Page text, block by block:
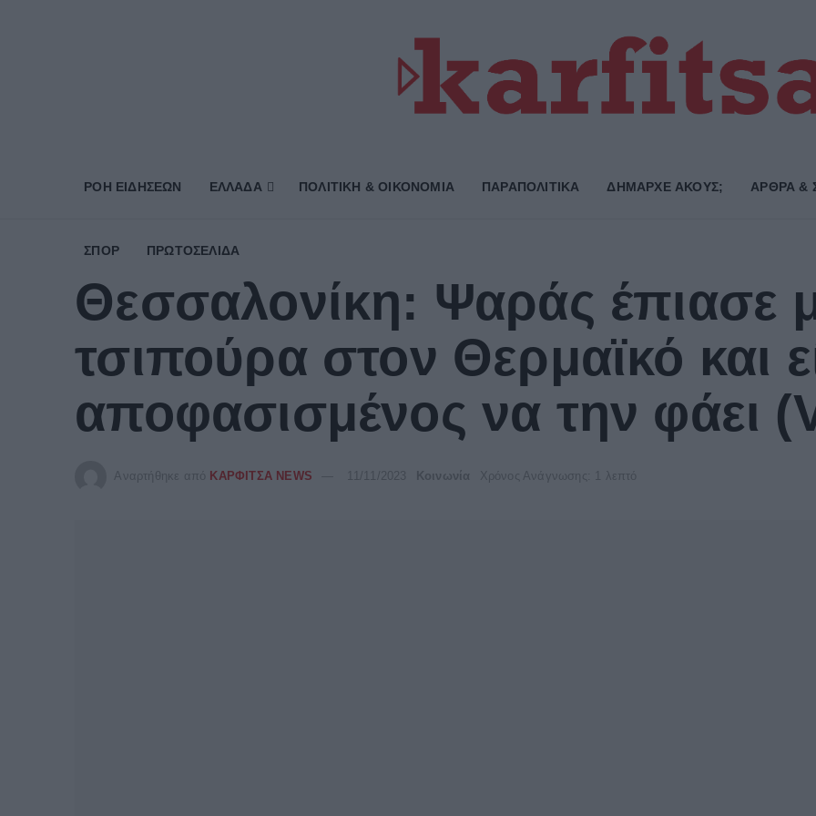
ΡΟΗ ΕΙΔΗΣΕΩΝ ΕΛΛΑΔΑ ΠΟΛΙΤΙΚΗ & ΟΙΚΟΝΟΜΙΑ ΠΑΡΑΠΟΛΙΤΙΚΑ ΔΗΜΑΡΧE ΑΚΟΥΣ; ΑΡΘΡΑ &
ΣΠΟΡ ΠΡΩΤΟΣΈΛΙΔΑ
Θεσσαλονίκη: Ψαράς έπιασε
τσιπούρα στον Θερμαϊκό και
αποφασισμένος να την φάει
Αναρτήθηκε από ΚΑΡΦΙΤΣΑ NEWS 11/11/2023 Κοινωνία Χρόνος Ανάγνωσης: 1 λεπτό